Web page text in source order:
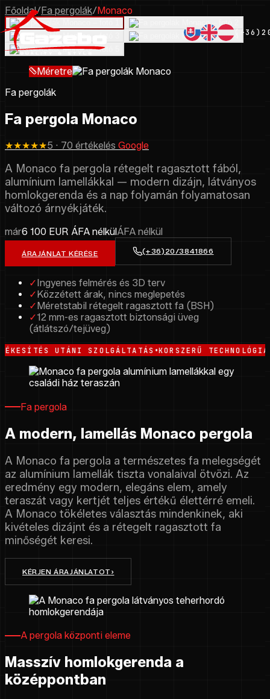
Főoldal/Fa pergolák/Monaco
Méretre
Fa pergolák
Fa pergola Monaco
★★★★★5 · 70 értékelés Google
A Monaco fa pergola rétegelt ragasztott fából,
alumínium lamellákkal — modern dizájn, látványos
homlokgerenda és a nap folyamán folyamatosan
változó árnyékjáték.
már6 100 EUR ÁFA nélkülÁFA nélkül
ÁRAJÁNLAT KÉRÉSE (+36)20/3841866
✓Ingyenes felmérés és 3D terv
✓Közzétett árak, nincs meglepetés
✓Méretstabil rétegelt ragasztott fa (BSH)
✓12 mm-es ragasztott biztonsági üveg
(átlátszó/tejüveg)
UTÁNI SZOLGÁLTATÁS•KORSZERŰ TECHNOLÓGIAI
Fa pergola
A modern, lamellás Monaco pergola
A Monaco fa pergola a természetes fa melegségét
az alumínium lamellák tiszta vonalaival ötvözi. Az
eredmény egy modern, elegáns elem, amely
teraszát vagy kertjét teljes értékű élettérré emeli.
A Monaco tökéletes választás mindenkinek, aki
kivételes dizájnt és a rétegelt ragasztott fa
minőségét keresi.
KÉRJEN ÁRAJÁNLATOT ›
A pergola központi eleme
Masszív homlokgerenda a
középpontban